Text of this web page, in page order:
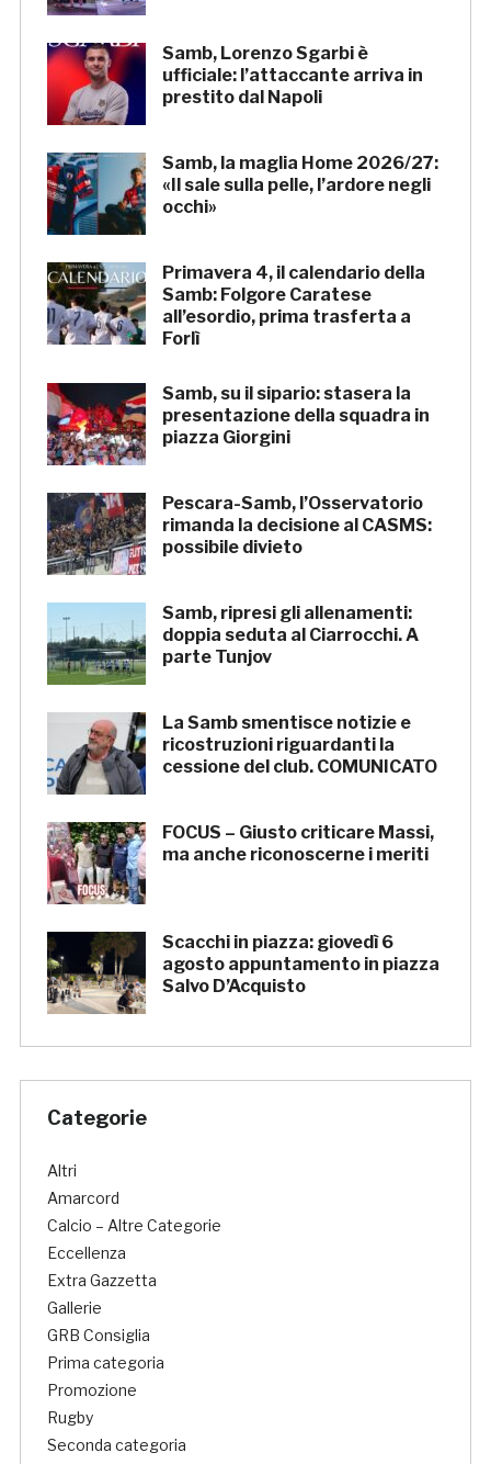
Samb, Lorenzo Sgarbi è
ufficiale: l’attaccante arriva in
prestito dal Napoli
Samb, la maglia Home 2026/27:
«Il sale sulla pelle, l’ardore negli
occhi»
Primavera 4, il calendario della
Samb: Folgore Caratese
all’esordio, prima trasferta a
Forlì
Samb, su il sipario: stasera la
presentazione della squadra in
piazza Giorgini
Pescara-Samb, l’Osservatorio
rimanda la decisione al CASMS:
possibile divieto
Samb, ripresi gli allenamenti:
doppia seduta al Ciarrocchi. A
parte Tunjov
La Samb smentisce notizie e
ricostruzioni riguardanti la
cessione del club. COMUNICATO
FOCUS – Giusto criticare Massi,
ma anche riconoscerne i meriti
Scacchi in piazza: giovedì 6
agosto appuntamento in piazza
Salvo D’Acquisto
Categorie
Altri
Amarcord
Calcio – Altre Categorie
Eccellenza
Extra Gazzetta
Gallerie
GRB Consiglia
Prima categoria
Promozione
Rugby
Seconda categoria